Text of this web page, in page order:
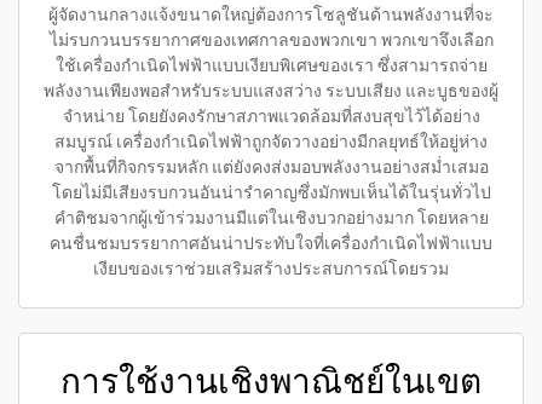
ผู้จัดงานกลางแจ้งขนาดใหญ่ต้องการโซลูชันด้านพลังงานที่จะ
ไม่รบกวนบรรยากาศของเทศกาลของพวกเขา พวกเขาจึงเลือก
ใช้เครื่องกำเนิดไฟฟ้าแบบเงียบพิเศษของเรา ซึ่งสามารถจ่าย
พลังงานเพียงพอสำหรับระบบแสงสว่าง ระบบเสียง และบูธของผู้
จำหน่าย โดยยังคงรักษาสภาพแวดล้อมที่สงบสุขไว้ได้อย่าง
สมบูรณ์ เครื่องกำเนิดไฟฟ้าถูกจัดวางอย่างมีกลยุทธ์ให้อยู่ห่าง
จากพื้นที่กิจกรรมหลัก แต่ยังคงส่งมอบพลังงานอย่างสม่ำเสมอ
โดยไม่มีเสียงรบกวนอันน่ารำคาญซึ่งมักพบเห็นได้ในรุ่นทั่วไป
คำติชมจากผู้เข้าร่วมงานมีแต่ในเชิงบวกอย่างมาก โดยหลาย
คนชื่นชมบรรยากาศอันน่าประทับใจที่เครื่องกำเนิดไฟฟ้าแบบ
เงียบของเราช่วยเสริมสร้างประสบการณ์โดยรวม
การใช้งานเชิงพาณิชย์ในเขต